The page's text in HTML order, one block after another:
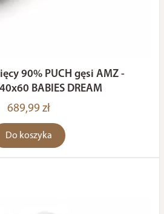
90% PUCH gęsi AMZ -
BABIES DREAM
689,99 zł
Do koszyka